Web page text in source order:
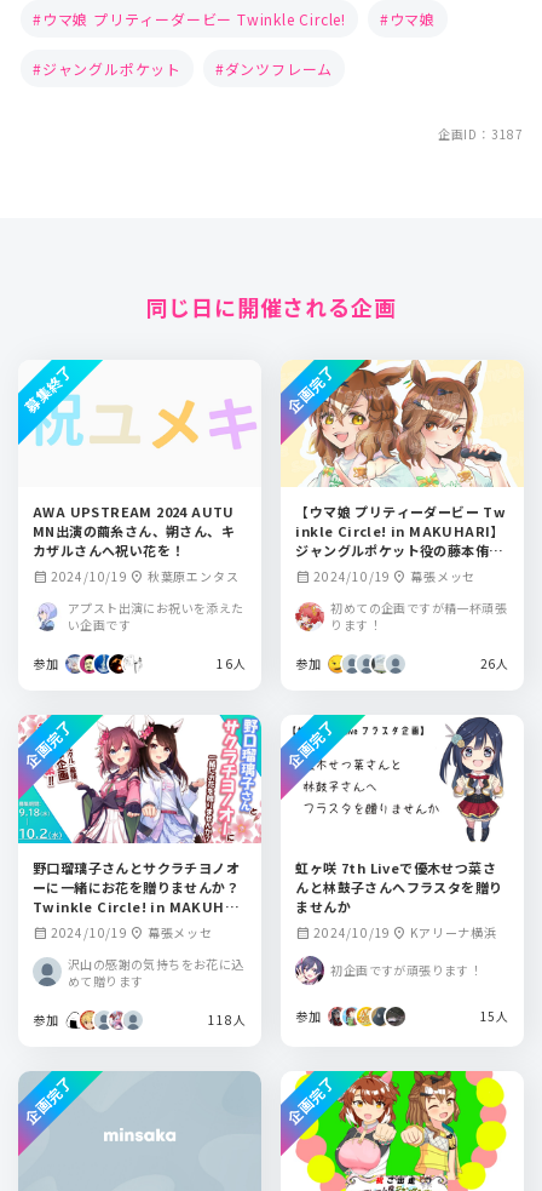
ウマ娘 プリティーダービー Twinkle Circle! ウマ娘
ジャングルポケット ダンツフレーム
企画ID：3187
同じ日に開催される企画
AWA UPSTREAM 2024 AUTU
MN出演の繭糸さん、朔さん、キ
カザルさんへ祝い花を！
calendar_month 2024/10/19 location_on 秋葉原エンタス
アプスト出演にお祝いを添えた
い企画です
参加 16人
募集終了
【ウマ娘 プリティーダービー Tw
inkle Circle! in MAKUHARI】
ジャングルポケット役の藤本侑里
さんへお花を贈りませんか？
calendar_month 2024/10/19 location_on 幕張メッセ
初めての企画ですが精一杯頑張
ります！
参加 26人
企画完了
野口瑠璃子さんとサクラチヨノオ
ーに一緒にお花を贈りませんか？
Twinkle Circle! in MAKUHAR
Icalendar_month 2024/10/19 location_on 幕張メッセ
沢山の感謝の気持ちをお花に込
めて贈ります
参加 118人
企画完了
虹ヶ咲 7th Liveで優木せつ菜さ
んと林鼓子さんへフラスタを贈り
ませんか
calendar_month 2024/10/19 location_on Kアリーナ横浜
初企画ですが頑張ります！
参加 15人
企画完了
企画完了 企画完了